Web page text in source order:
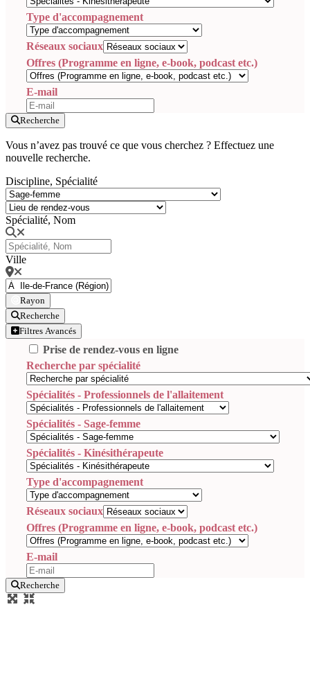
Type d'accompagnement
Réseaux sociaux
Offres (Programme en ligne, e-book, podcast etc.)
E-mail
Recherche
Vous n’avez pas trouvé ce que vous cherchez ? Effectuez une
nouvelle recherche.
Discipline, Spécialité
Spécialité, Nom
Ville
Rayon
Recherche
Filtres Avancés
Prise de rendez-vous en ligne
Recherche par spécialité
Spécialités - Professionnels de l'allaitement
Spécialités - Sage-femme
Spécialités - Kinésithérapeute
Type d'accompagnement
Réseaux sociaux
Offres (Programme en ligne, e-book, podcast etc.)
E-mail
Recherche